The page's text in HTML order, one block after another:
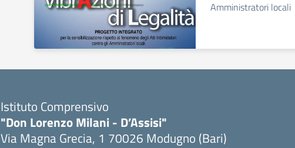
Amministratori locali
Istituto Comprensivo
"Don Lorenzo Milani - D’Assisi"
Via Magna Grecia, 1 70026 Modugno (Bari)